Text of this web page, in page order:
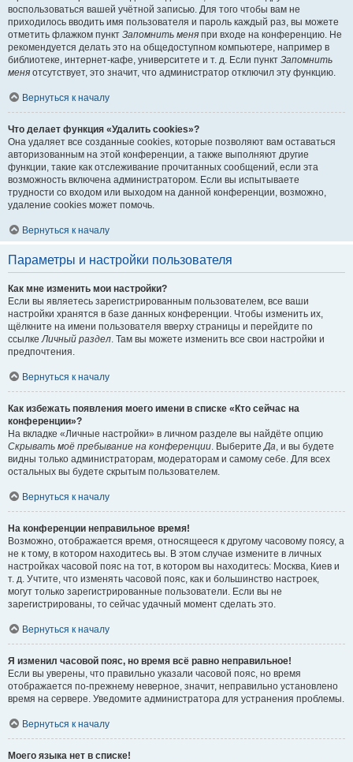
воспользоваться вашей учётной записью. Для того чтобы вам не
приходилось вводить имя пользователя и пароль каждый раз, вы можете
отметить флажком пункт Запомнить меня при входе на конференцию. Не
рекомендуется делать это на общедоступном компьютере, например в
библиотеке, интернет-кафе, университете и т. д. Если пункт Запомнить
меня отсутствует, это значит, что администратор отключил эту функцию.
Вернуться к началу
Что делает функция «Удалить cookies»?
Она удаляет все созданные cookies, которые позволяют вам оставаться
авторизованным на этой конференции, а также выполняют другие
функции, такие как отслеживание прочитанных сообщений, если эта
возможность включена администратором. Если вы испытываете
трудности со входом или выходом на данной конференции, возможно,
удаление cookies может помочь.
Вернуться к началу
Параметры и настройки пользователя
Как мне изменить мои настройки?
Если вы являетесь зарегистрированным пользователем, все ваши
настройки хранятся в базе данных конференции. Чтобы изменить их,
щёлкните на имени пользователя вверху страницы и перейдите по
ссылкеЛичный раздел. Там вы можете изменить все свои настройки и
предпочтения.
Вернуться к началу
Как избежать появления моего имени в списке «Кто сейчас на
конференции»?
На вкладке «Личные настройки» в личном разделе вы найдёте опцию
Скрывать моё пребывание на конференции. ВыберитеДа, и вы будете
видны только администраторам, модераторам и самому себе. Для всех
остальных вы будете скрытым пользователем.
Вернуться к началу
На конференции неправильное время!
Возможно, отображается время, относящееся к другому часовому поясу, а
не к тому, в котором находитесь вы. В этом случае измените в личных
настройках часовой пояс на тот, в котором вы находитесь: Москва, Киев и
т. д. Учтите, что изменять часовой пояс, как и большинство настроек,
могут только зарегистрированные пользователи. Если вы не
зарегистрированы, то сейчас удачный момент сделать это.
Вернуться к началу
Я изменил часовой пояс, но время всё равно неправильное!
Если вы уверены, что правильно указали часовой пояс, но время
отображается по-прежнему неверное, значит, неправильно установлено
время на сервере. Уведомите администратора для устранения проблемы.
Вернуться к началу
Моего языка нет в списке!